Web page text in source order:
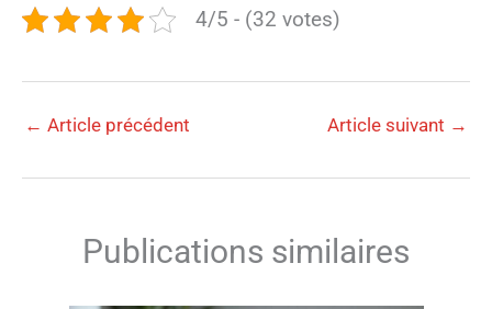
4/5 - (32 votes)
← Article précédent Article suivant →
Publications similaires